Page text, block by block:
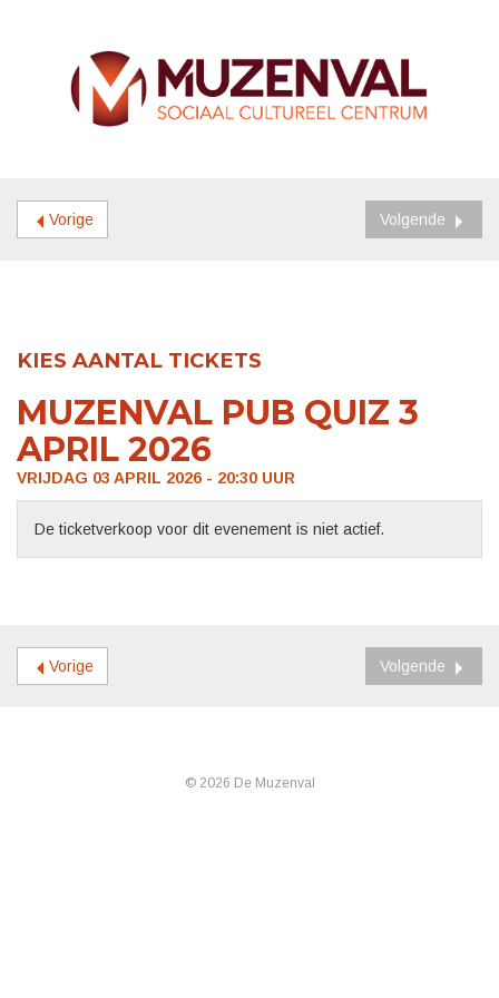
Vorige Volgende
KIES AANTAL TICKETS
MUZENVAL PUB QUIZ 3
APRIL 2026
VRIJDAG 03 APRIL 2026 - 20:30 UUR
De ticketverkoop voor dit evenement is niet actief.
Vorige Volgende
© 2026 De Muzenval